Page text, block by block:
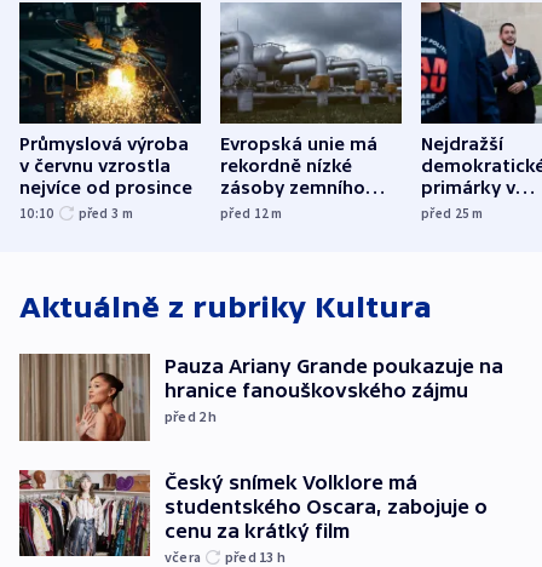
Průmyslová výroba
v červnu vzrostla
nejvíce od prosince
10:10 před 3 m
Evropská unie má
rekordně nízké
zásoby zemního
plynu
před 12m
Nejdražší
primárky v
Michiganu
před 25m
Aktuálně z rubriky Kultura
Pauza Ariany Grande poukazuje na
hranice fanouškovského zájmu
před 2h
Český snímek Volklore má
studentského Oscara, zabojuje o
cenu za krátký film
včera před 13 h